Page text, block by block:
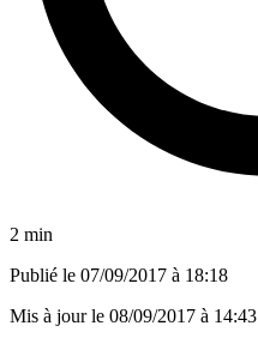
2 min
Publié le 07/09/2017 à 18:18
Mis à jour le 08/09/2017 à 14:43